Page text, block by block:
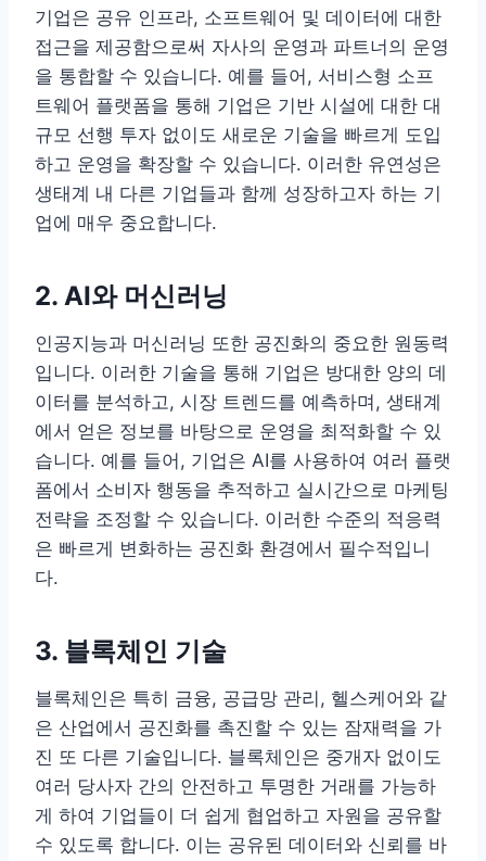
기업은 공유 인프라, 소프트웨어 및 데이터에 대한
접근을 제공함으로써 자사의 운영과 파트너의 운영
을 통합할 수 있습니다. 예를 들어, 서비스형 소프
트웨어 플랫폼을 통해 기업은 기반 시설에 대한 대
규모 선행 투자 없이도 새로운 기술을 빠르게 도입
하고 운영을 확장할 수 있습니다. 이러한 유연성은
생태계 내 다른 기업들과 함께 성장하고자 하는 기
업에 매우 중요합니다.
2. AI와 머신러닝
인공지능과 머신러닝 또한 공진화의 중요한 원동력
입니다. 이러한 기술을 통해 기업은 방대한 양의 데
이터를 분석하고, 시장 트렌드를 예측하며, 생태계
에서 얻은 정보를 바탕으로 운영을 최적화할 수 있
습니다. 예를 들어, 기업은 AI를 사용하여 여러 플랫
폼에서 소비자 행동을 추적하고 실시간으로 마케팅
전략을 조정할 수 있습니다. 이러한 수준의 적응력
은 빠르게 변화하는 공진화 환경에서 필수적입니
다.
3. 블록체인 기술
블록체인은 특히 금융, 공급망 관리, 헬스케어와 같
은 산업에서 공진화를 촉진할 수 있는 잠재력을 가
진 또 다른 기술입니다. 블록체인은 중개자 없이도
여러 당사자 간의 안전하고 투명한 거래를 가능하
게 하여 기업들이 더 쉽게 협업하고 자원을 공유할
수 있도록 합니다. 이는 공유된 데이터와 신뢰를 바